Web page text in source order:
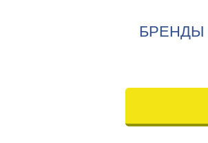
БРЕНДЫ